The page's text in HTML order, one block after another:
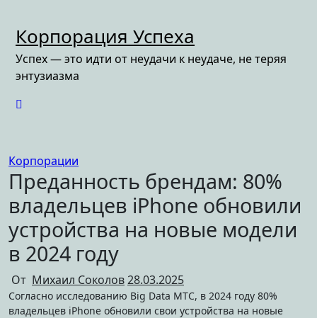
содержимому
Корпорация Успеха
Успех — это идти от неудачи к неудаче, не теряя
энтузиазма
Корпорации
Преданность брендам: 80%
владельцев iPhone обновили
устройства на новые модели
в 2024 году
От Михаил Соколов28.03.2025
Согласно исследованию Big Data МТС, в 2024 году 80%
владельцев iPhone обновили свои устройства на новые